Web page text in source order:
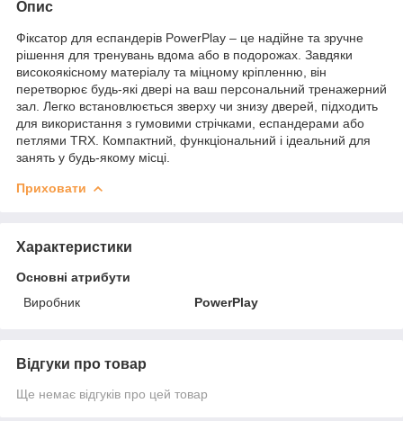
Опис
Фіксатор для еспандерів PowerPlay – це надійне та зручне
рішення для тренувань вдома або в подорожах. Завдяки
високоякісному матеріалу та міцному кріпленню, він
перетворює будь-які двері на ваш персональний тренажерний
зал. Легко встановлюється зверху чи знизу дверей, підходить
для використання з гумовими стрічками, еспандерами або
петлями TRX. Компактний, функціональний і ідеальний для
занять у будь-якому місці.
Приховати
Характеристики
Основні атрибути
Виробник
PowerPlay
Відгуки про товар
Ще немає відгуків про цей товар